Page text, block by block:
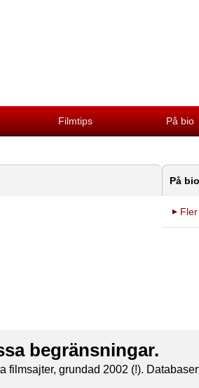
Filmtips På bio
På
begränsningar.
filmsajter, grundad 2002 (!).